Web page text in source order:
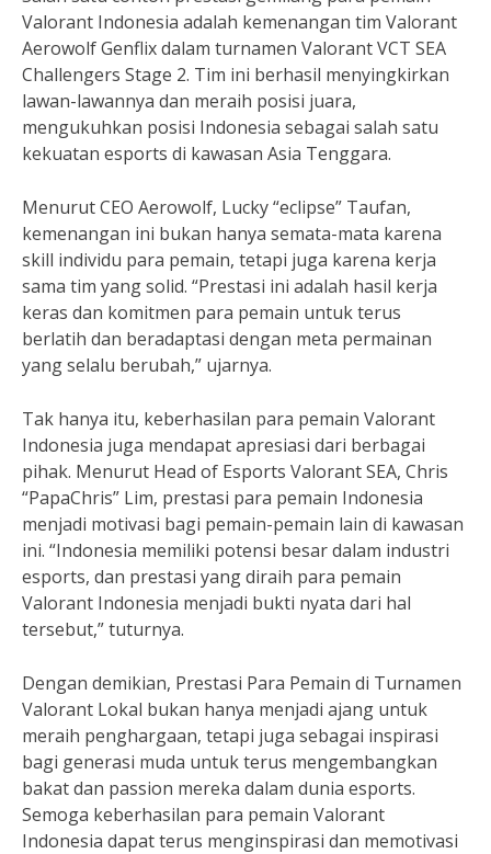
Valorant Indonesia adalah kemenangan tim Valorant
Aerowolf Genflix dalam turnamen Valorant VCT SEA
Challengers Stage 2. Tim ini berhasil menyingkirkan
lawan-lawannya dan meraih posisi juara,
mengukuhkan posisi Indonesia sebagai salah satu
kekuatan esports di kawasan Asia Tenggara.
Menurut CEO Aerowolf, Lucky “eclipse” Taufan,
kemenangan ini bukan hanya semata-mata karena
skill individu para pemain, tetapi juga karena kerja
sama tim yang solid. “Prestasi ini adalah hasil kerja
keras dan komitmen para pemain untuk terus
berlatih dan beradaptasi dengan meta permainan
yang selalu berubah,” ujarnya.
Tak hanya itu, keberhasilan para pemain Valorant
Indonesia juga mendapat apresiasi dari berbagai
pihak. Menurut Head of Esports Valorant SEA, Chris
“PapaChris” Lim, prestasi para pemain Indonesia
menjadi motivasi bagi pemain-pemain lain di kawasan
ini. “Indonesia memiliki potensi besar dalam industri
esports, dan prestasi yang diraih para pemain
Valorant Indonesia menjadi bukti nyata dari hal
tersebut,” tuturnya.
Dengan demikian, Prestasi Para Pemain di Turnamen
Valorant Lokal bukan hanya menjadi ajang untuk
meraih penghargaan, tetapi juga sebagai inspirasi
bagi generasi muda untuk terus mengembangkan
bakat dan passion mereka dalam dunia esports.
Semoga keberhasilan para pemain Valorant
Indonesia dapat terus menginspirasi dan memotivasi